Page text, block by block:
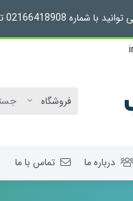
تماس بگیرید.
درباره ما تماس با ما